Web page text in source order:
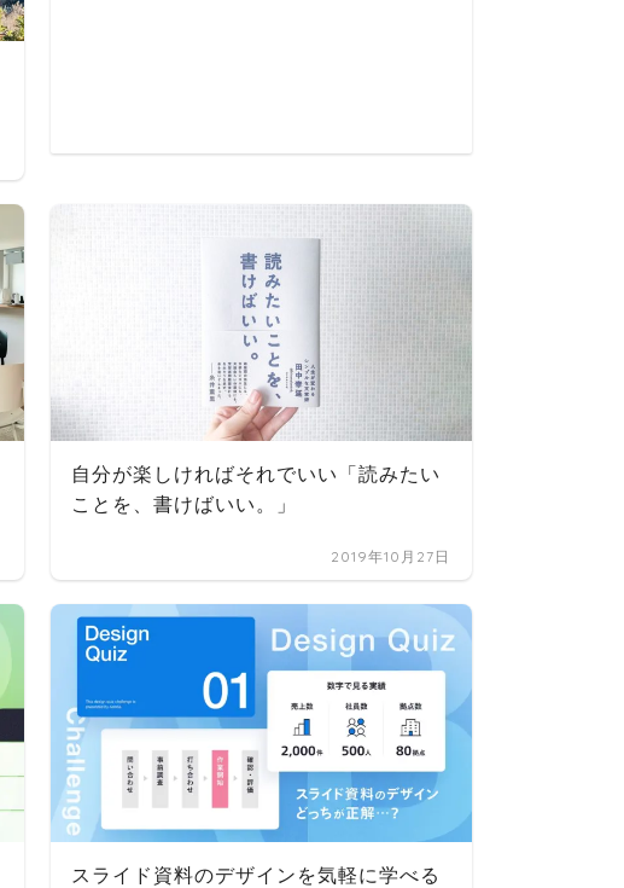
自分が楽しければそれでいい「読みたい
ことを、書けばいい。」
2019年10月27日
スライド資料のデザインを気軽に学べる